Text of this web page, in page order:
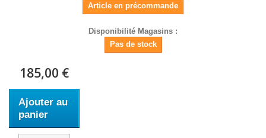
Article en précommande
Disponibilité Magasins :
Pas de stock
185,00 €
Ajouter au
panier